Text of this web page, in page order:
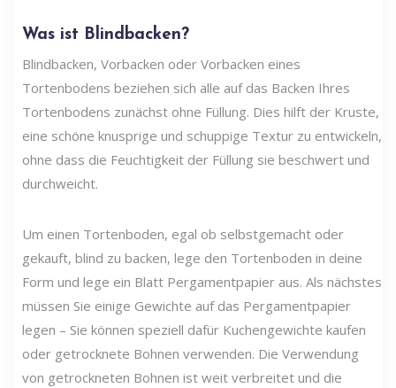
Was ist Blindbacken?
Blindbacken, Vorbacken oder Vorbacken eines
Tortenbodens beziehen sich alle auf das Backen Ihres
Tortenbodens zunächst ohne Füllung. Dies hilft der Kruste,
eine schöne knusprige und schuppige Textur zu entwickeln,
ohne dass die Feuchtigkeit der Füllung sie beschwert und
durchweicht.
Um einen Tortenboden, egal ob selbstgemacht oder
gekauft, blind zu backen, lege den Tortenboden in deine
Form und lege ein Blatt Pergamentpapier aus. Als nächstes
müssen Sie einige Gewichte auf das Pergamentpapier
legen – Sie können speziell dafür Kuchengewichte kaufen
oder getrocknete Bohnen verwenden. Die Verwendung
von getrockneten Bohnen ist weit verbreitet und die